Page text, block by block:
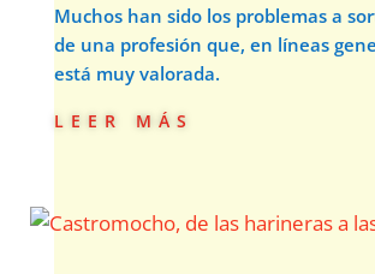
Muchos han sido los problemas a
de una profesión que, en líneas
está muy valorada.
leer más